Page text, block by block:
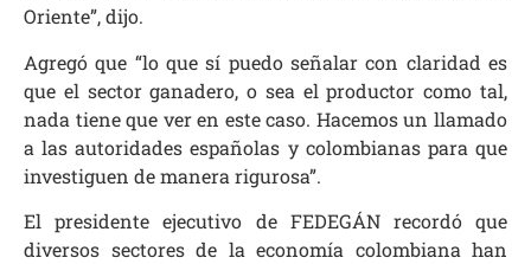
Oriente”, dijo.
Agregó que “lo que sí puedo señalar con claridad es
que el sector ganadero, o sea el productor como tal,
nada tiene que ver en este caso. Hacemos un llamado
a las autoridades españolas y colombianas para que
investiguen de manera rigurosa”.
El presidente ejecutivo de FEDEGÁN recordó que
diversos sectores de la economía colombiana han